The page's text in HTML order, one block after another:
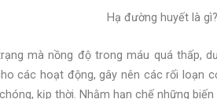
mà nồng độ trong máu quá thấp,
các hoạt động, gây nên các rối loạn
kịp thời. Nhằm hạn chế những